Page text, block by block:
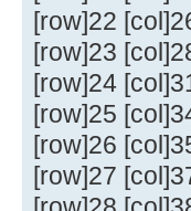
[row]22
[row]23
[row]24
[row]25
[row]26
[row]27